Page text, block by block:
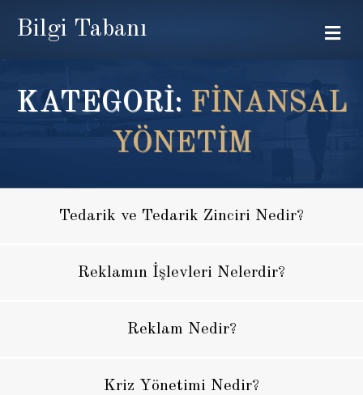
Bilgi Tabanı
KATEGORİ: FINANSAL
YÖNETIM
Tedarik ve Tedarik Zinciri Nedir?
Reklamın İşlevleri Nelerdir?
Reklam Nedir?
Kriz Yönetimi Nedir?